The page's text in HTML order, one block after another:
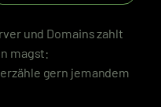
und Domains zahlt
magst:
gern jemandem